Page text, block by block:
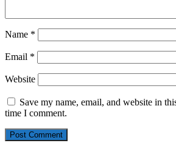
Name *
Email *
Website
Save my name, email, and website in
time I comment.